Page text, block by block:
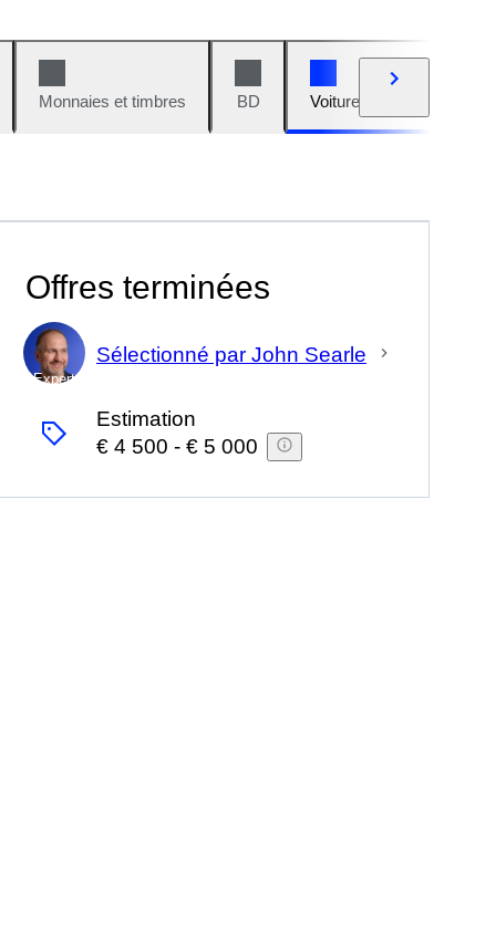
Monnaies et timbres BD Voitures et motos
Offres terminées
Expert
Sélectionné par John Searle
Estimation
€ 4 500 - € 5 000